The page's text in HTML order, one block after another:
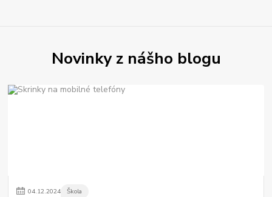
Novinky z nášho blogu
04.12.2024 Škola